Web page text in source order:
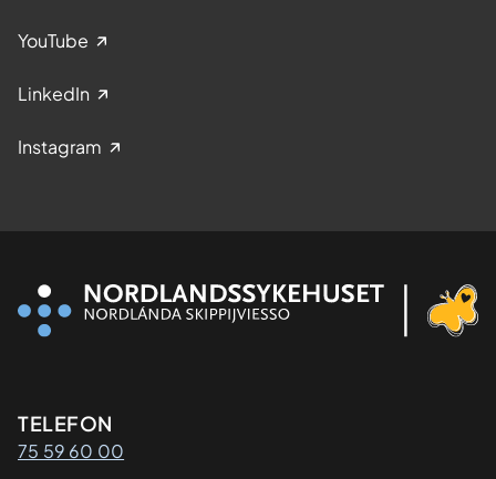
YouTube
LinkedIn
Instagram
Kontaktinformasjon
TELEFON
75 59 60 00